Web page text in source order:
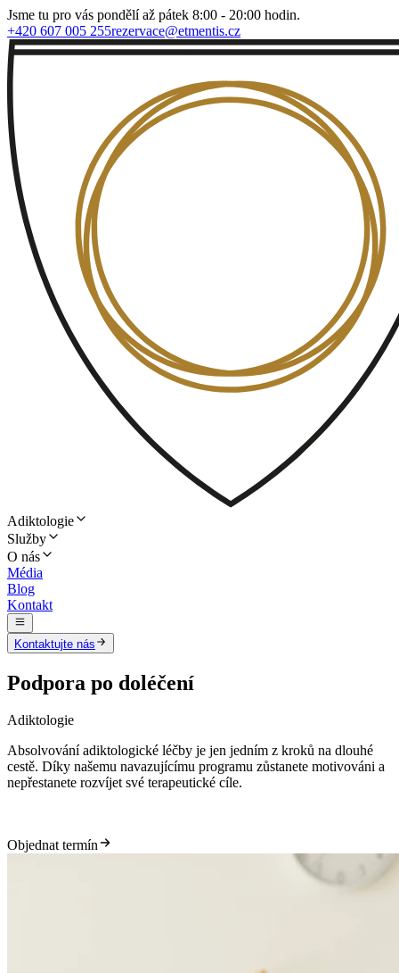
Jsme tu pro vás pondělí až pátek 8:00 - 20:00 hodin.
+420 607 005 255rezervace@etmentis.cz
Adiktologie
Služby
O nás
Média
Blog
Kontakt
Kontaktujte nás
Podpora po doléčení
Adiktologie
Absolvování adiktologické léčby je jen jedním z kroků na dlouhé
cestě. Díky našemu navazujícímu programu zůstanete motivováni a
nepřestanete rozvíjet své terapeutické cíle.
Objednat termín